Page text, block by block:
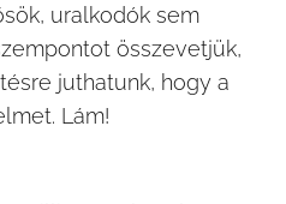
uralkodók sem
összevetjük,
juthatunk, hogy a
Lám!